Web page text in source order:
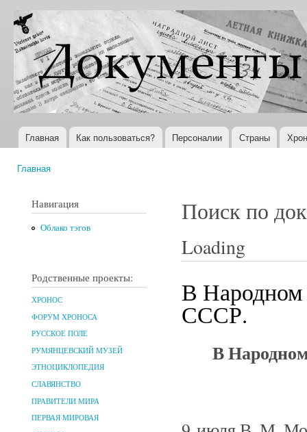
Документы
XX века
Всемирная
история в
Интернете
Главное меню
Главная Как пользоваться? Персоналии Страны
Главная
Навигация
Облако тэгов
Родственные проекты:
ХРОНОС
ФОРУМ ХРОНОСА
РУССКОЕ ПОЛЕ
РУМЯНЦЕВСКИЙ МУЗЕЙ
ЭТНОЦИКЛОПЕДИЯ
СЛАВЯНСТВО
ПРАВИТЕЛИ МИРА
ПЕРВАЯ МИРОВАЯ
Поиск по
Loading
В Народном
СССР.
В